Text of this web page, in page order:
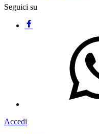
Seguici su
Accedi